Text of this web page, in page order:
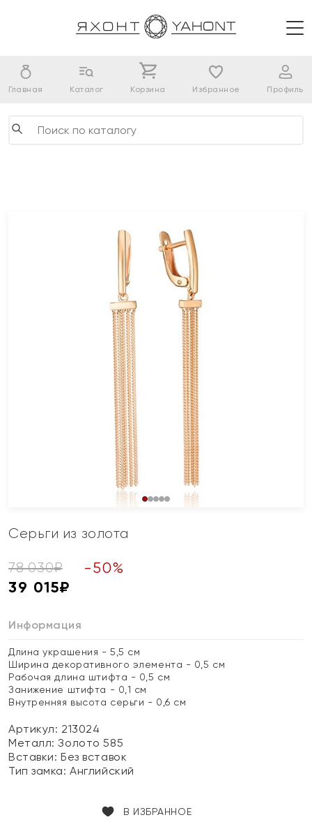
Главная Каталог Корзина Избранное Профиль
Серьги из золота
78 030₽ -50%
39 015₽
Информация
Длина украшения - 5,5 см
Ширина декоративного элемента - 0,5 см
Рабочая длина штифта - 0,5 см
Занижение штифта - 0,1 см
Внутренняя высота серьги - 0,6 см
Артикул: 213024
Металл:Золото 585
Вставки:Без вставок
Тип замка:Английский
В ИЗБРАННОЕ